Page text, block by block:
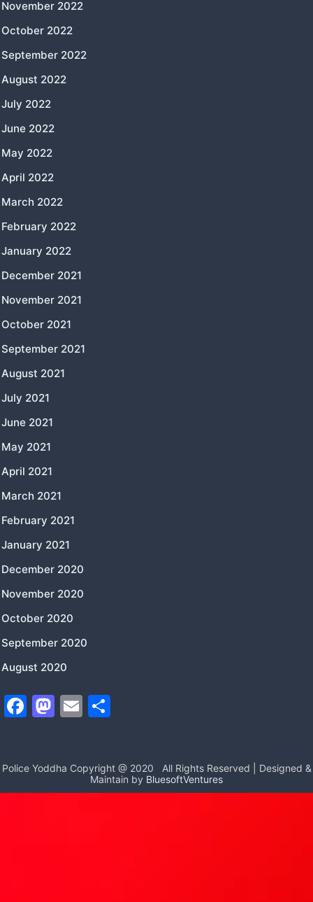
November 2022
October 2022
September 2022
August 2022
July 2022
June 2022
May 2022
April 2022
March 2022
February 2022
January 2022
December 2021
November 2021
October 2021
September 2021
August 2021
July 2021
June 2021
May 2021
April 2021
March 2021
February 2021
January 2021
December 2020
November 2020
October 2020
September 2020
August 2020
F
e
b
M
o
d
E
l
e
Police Yoddha Copyright @ 2020
All Rights Reserved | Designed &
Maintain by BluesoftVentures